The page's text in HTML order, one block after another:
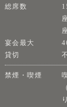
総席数
宴会最大
貸切
禁煙・喫煙